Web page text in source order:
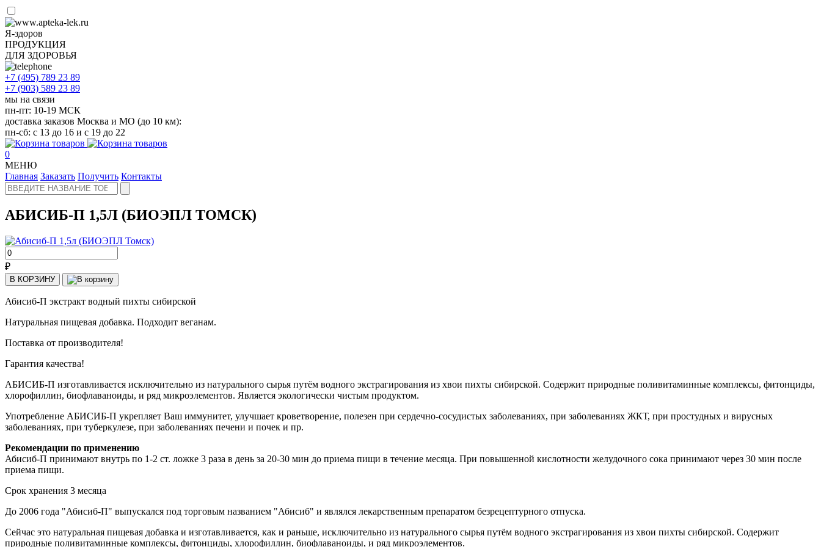
Я-здоров
ПРОДУКЦИЯ
ДЛЯ ЗДОРОВЬЯ
+7 (495) 789 23 89
+7 (903) 589 23 89
мы на связи
пн-пт: 10-19 МСК
доставка заказов Москва и МО (до 10 км):
пн-сб: с 13 до 16 и с 19 до 22
0
МЕНЮ
Главная Заказать Получить Контакты
АБИСИБ-П 1,5Л (БИОЭПЛ ТОМСК)
₽
В КОРЗИНУ
Абисиб-П экстракт водный пихты сибирской
Натуральная пищевая добавка. Подходит веганам.
Поставка от производителя!
Гарантия качества!
АБИСИБ-П изготавливается исключительно из натурального сырья путём водного экстрагирования из хвои пихты сибирской. Содержит природные поливитаминные комплексы, фитонциды,
хлорофиллин, биофлаваноиды, и ряд микроэлементов. Является экологически чистым продуктом.
Употребление АБИСИБ-П укрепляет Ваш иммунитет, улучшает кроветворение, полезен при сердечно-сосудистых заболеваниях, при заболеваниях ЖКТ, при простудных и вирусных
заболеваниях, при туберкулезе, при заболеваниях печени и почек и пр.
Рекомендации по применению
Абисиб-П принимают внутрь по 1-2 ст. ложке 3 раза в день за 20-30 мин до приема пищи в течение месяца. При повышенной кислотности желудочного сока принимают через 30 мин после
приема пищи.
Срок хранения 3 месяца
До 2006 года "Абисиб-П" выпускался под торговым названием "Абисиб" и являлся лекарственным препаратом безрецептурного отпуска.
Сейчас это натуральная пищевая добавка и изготавливается, как и раньше, исключительно из натурального сырья путём водного экстрагирования из хвои пихты сибирской. Содержит
природные поливитаминные комплексы, фитонциды, хлорофиллин, биофлаваноиды, и ряд микроэлементов.